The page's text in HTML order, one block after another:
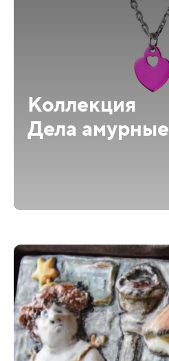
Коллекция
Дела амурные